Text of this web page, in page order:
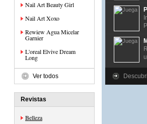
Nail Art Beauty Girl
Nail Art Xoxo
Rewiew Agua Micelar
Garnier
L'oreal Elvive Dream
Long
Ver todos
Revistas
Belleza